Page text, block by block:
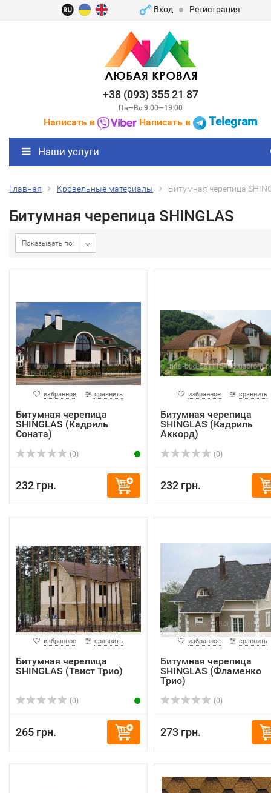
Вход Регистрация
+38 (093) 355 21 87
Пн—Вс 9:00—19:00
Написать в Написать в Telegram
Наши услуги
Главная Кровельные материалы Битумная черепица
Битумная черепица SHINGLAS
Показывать по:
избранное сравнить
Битумная черепица
SHINGLAS (Кадриль
Соната)
(0)
232 грн.
избранное сравнить
Битумная черепица
SHINGLAS (Кадриль
Аккорд)
(0)
232 грн.
избранное сравнить
Битумная черепица
SHINGLAS (Твист Трио)
(0)
265 грн.
избранное сравнить
Битумная черепица
SHINGLAS (Фламенко
Трио)
(0)
273 грн.